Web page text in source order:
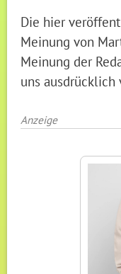
Die hier
Meinung von
Meinung der
uns ausdrücklich
Anzeige